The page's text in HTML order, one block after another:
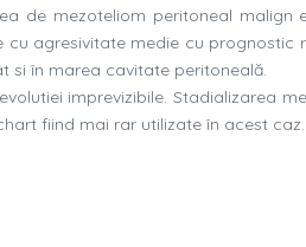
de mezoteliom peritoneal malign
agresivitate medie cu prognostic
si în marea cavitate peritoneală.
imprevizibile. Stadializarea
fiind mai rar utilizate în acest caz.